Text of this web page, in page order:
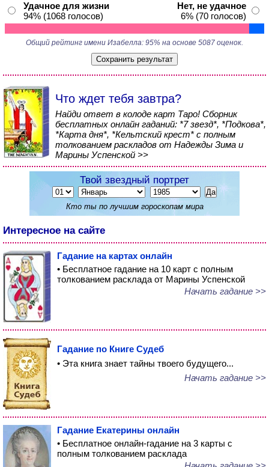
Удачное для жизни
94% (1068 голосов)
Нет, не удачное
6% (70 голосов)
Общий рейтинг имени Изабелла: 95% на основе 5087 оценок.
Что ждет тебя завтра?
Найди ответ в колоде карт Таро! Сборник
бесплатных онлайн гаданий: *7 звезд*, *Подкова*,
*Карта дня*, *Кельтский крест* с полным
толкованием раскладов от Надежды Зима и
Марины Успенской >>
Твой звездный портрет
Кто ты по лучшим гороскопам мира
Интересное на сайте
Гадание на картах онлайн
• Бесплатное гадание на 10 карт с полным
толкованием расклада от Марины Успенской
Начать гадание >>
Гадание по Книге Судеб
• Эта книга знает тайны твоего будущего...
Начать гадание >>
Гадание Екатерины онлайн
• Бесплатное онлайн-гадание на 3 карты с
полным толкованием расклада